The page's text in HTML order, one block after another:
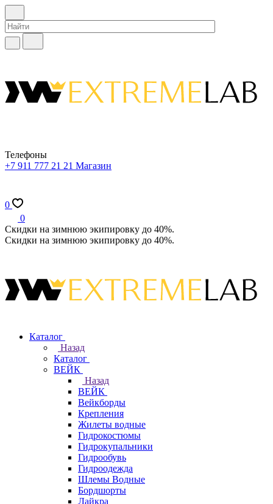
Телефоны
+7 911 777 21 21 Магазин
0
0
Скидки на зимнюю экипировку до 40%.
Скидки на зимнюю экипировку до 40%.
Каталог
Назад
Каталог
ВЕЙК
Назад
ВЕЙК
Вейкборды
Крепления
Жилеты водные
Гидрокостюмы
Гидрокупальники
Гидрообувь
Гидроодежда
Шлемы Водные
Бордшорты
Лайкра